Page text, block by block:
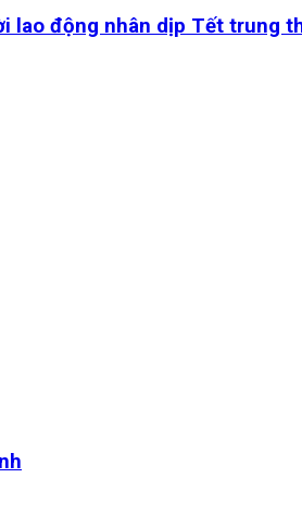
lao động nhân dịp Tết trung